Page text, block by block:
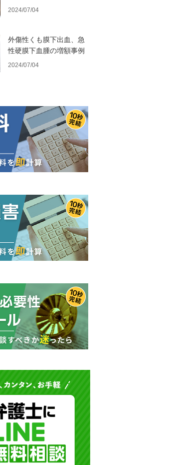
2024/07/04
外傷性くも膜下出血、急
性硬膜下血腫の増額事例
2024/07/04